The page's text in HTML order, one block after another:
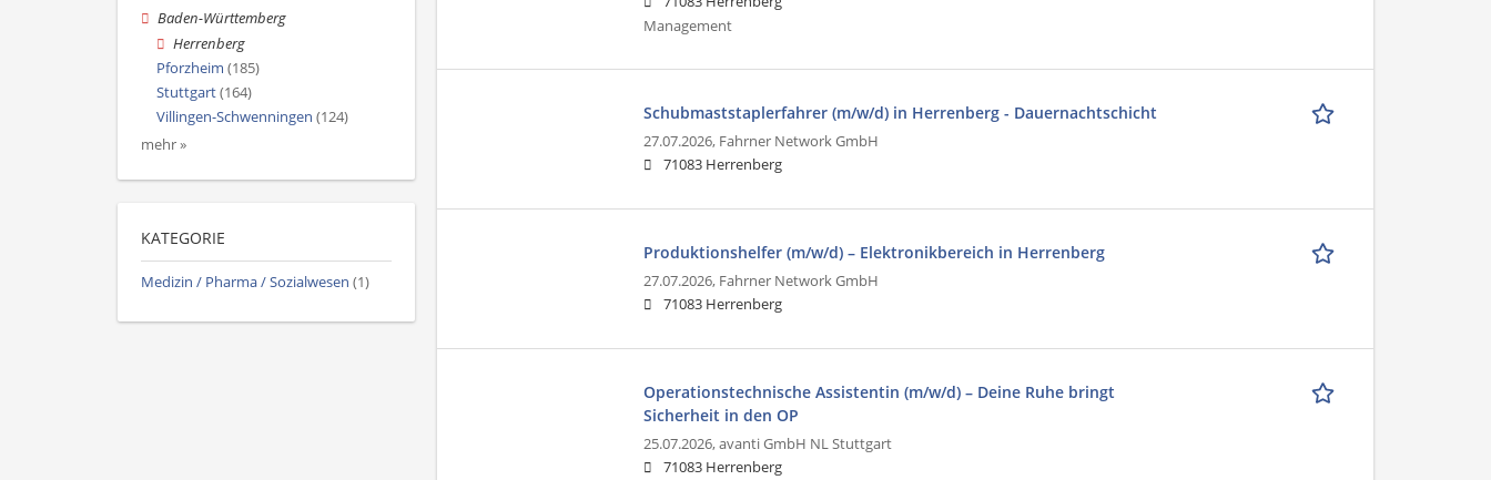
Management
Schubmaststaplerfahrer (m/w/d) in Herrenberg - Dauernachtschicht
27.07.2026, Fahrner Network GmbH
71083 Herrenberg
Produktionshelfer (m/w/d) – Elektronikbereich in Herrenberg
27.07.2026, Fahrner Network GmbH
71083 Herrenberg
Operationstechnische Assistentin (m/w/d) – Deine Ruhe bringt
Sicherheit in den OP
25.07.2026,avanti GmbH NL Stuttgart
71083 Herrenberg
Baden-Württemberg
Herrenberg
Pforzheim (185)
Stuttgart(164)
Villingen-Schwenningen (124)
mehr »
KATEGORIE
Medizin / Pharma / Sozialwesen (1)